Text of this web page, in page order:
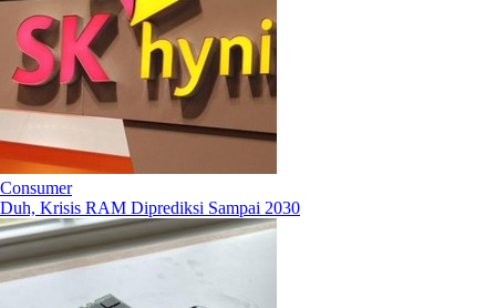
Consumer
Duh, Krisis RAM Diprediksi Sampai 2030